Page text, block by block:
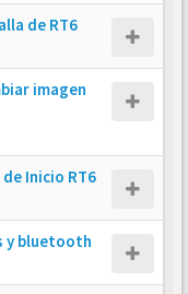
de RT6
imagen
Inicio RT6
y bluetooth